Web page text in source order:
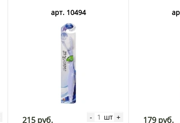
арт. 10494
215 руб. - шт + 179 руб.